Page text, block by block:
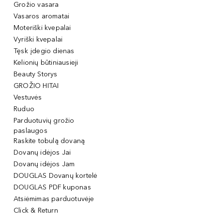
Grožio vasara
Vasaros aromatai
Moteriški kvepalai
Vyriški kvepalai
Tęsk įdegio dienas
Kelionių būtiniausieji
Beauty Storys
GROŽIO HITAI
Vestuvės
Ruduo
Parduotuvių grožio
paslaugos
Raskite tobulą dovaną
Dovanų idėjos Jai
Dovanų idėjos Jam
DOUGLAS Dovanų kortelė
DOUGLAS PDF kuponas
Atsiėmimas parduotuvėje
Click & Return